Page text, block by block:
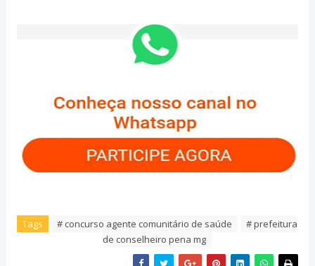
Tags # concurso agente comunitário de saúde
# prefeitura
de conselheiro pena mg